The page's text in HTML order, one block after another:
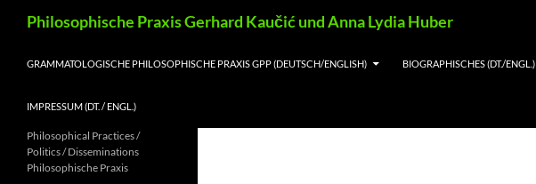
Philosophische Praxis Gerhard Kaučić und Anna Lydia Huber
GRAMMATOLOGISCHE PHILOSOPHISCHE PRAXIS GPP (DEUTSCH/ENGLISH) BIOGRAPHISCHES (DT./ENGL.)
IMPRESSUM (DT. / ENGL.)
Philosophical Practices /
Politics / Disseminations
Philosophische Praxis